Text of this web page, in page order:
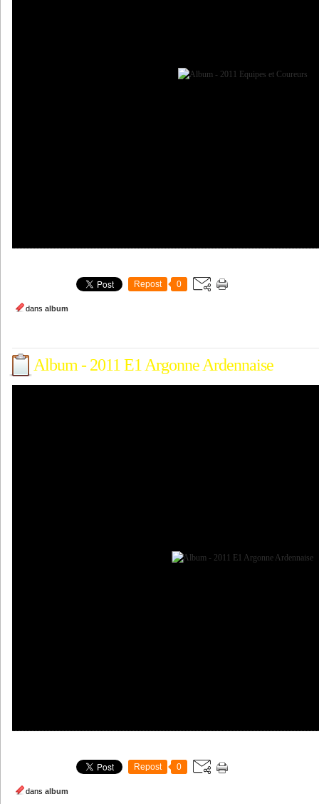
Repost 0
dans album
Album - 2011 E1 Argonne Ardennaise
Repost 0
dans album